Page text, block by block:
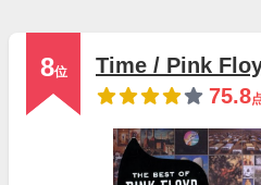
8位
Time / Pink
75.8